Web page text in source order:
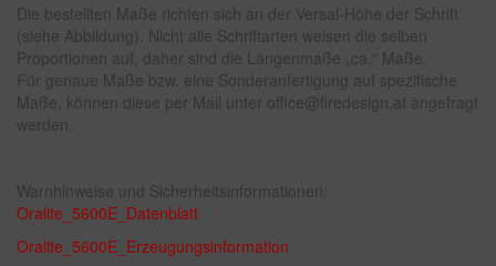
Die bestellten Maße richten sich an der Versal-Höhe der Schrift
(siehe Abbildung). Nicht alle Schriftarten weisen die selben
Proportionen auf, daher sind die Längenmaße „ca.“ Maße.
Für genaue Maße bzw. eine Sonderanfertigung auf spezifische
Maße, können diese per Mail unter office@firedesign.at angefragt
werden.
Warnhinweise und Sicherheitsinformationen:
Oralite_5600E_Datenblatt
Oralite_5600E_Erzeugungsinformation